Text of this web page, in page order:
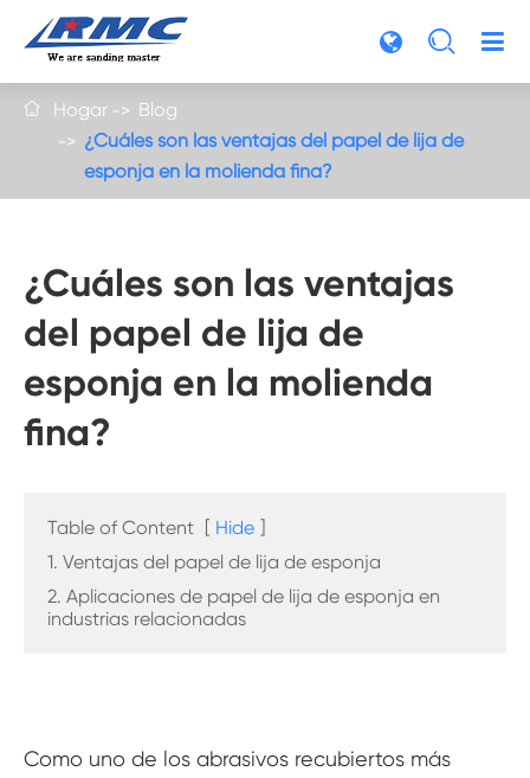

 Hogar
Blog
¿Cuáles son las ventajas del papel de lija de
esponja en la molienda fina?
¿Cuáles son las ventajas
del papel de lija de
esponja en la molienda
fina?
Table of Content [ Hide ]
1. Ventajas del papel de lija de esponja
2. Aplicaciones de papel de lija de esponja en
industrias relacionadas
Como uno de los abrasivos recubiertos más